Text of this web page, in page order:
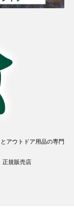
アウトドア用品の専門
正規販売店